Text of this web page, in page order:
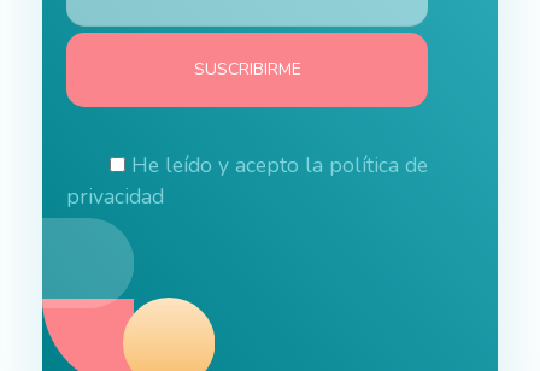
He leído y acepto la política de
privacidad